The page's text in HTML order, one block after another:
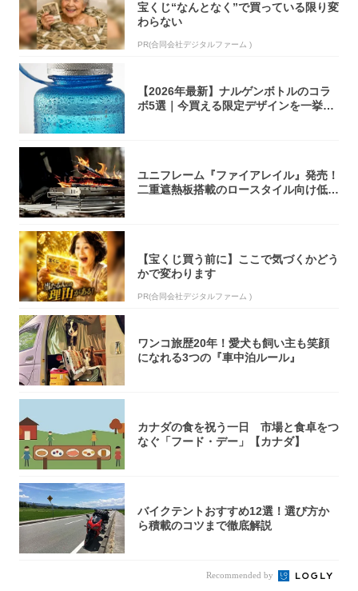
宝くじ“なんとなく”で買っている限り変
わらない
PR(合同会社デジタルファーム )
【2026年最新】ナルゲンボトルのコラ
ボ5選｜今買える限定デザインを一挙紹
ユニフレーム『ファイアレイル』発売！
二重遮熱板搭載のロースタイル向け低型
【宝くじ買う前に】ここで気づくかどう
かで変わります
PR(合同会社デジタルファーム )
ワンコ旅歴20年！愛犬も飼い主も笑顔
になれる3つの『車中泊ルール』
カナダの食を祝う一日 市場と食卓をつ
なぐ「フード・デー」【カナダ】
バイクテントおすすめ12選！選び方か
ら積載のコツまで徹底解説
Recommended by